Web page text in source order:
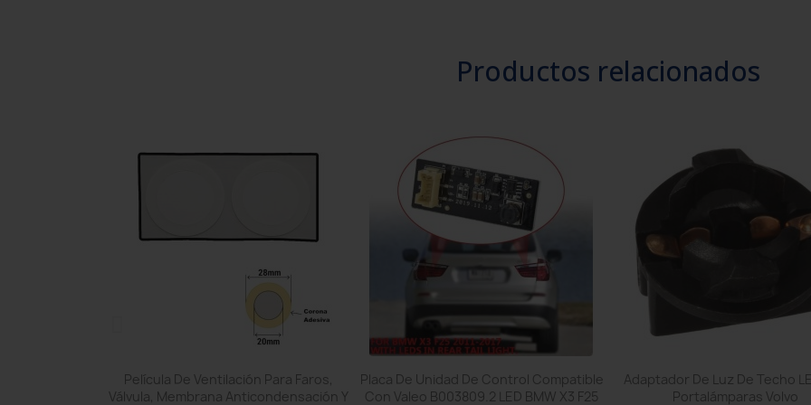
Productos relacionados
Vista rápida
Película De Ventilación Para Faros,
Válvula, Membrana Anticondensación Y
Vista rápida
Placa De Unidad De Control Compatible
Con Valeo B003809.2 LED BMW X3 F25
Vista rápida
Adaptador De Luz De Techo
Portalámparas Volvo